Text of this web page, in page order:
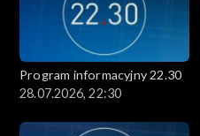
Program informacyjny 22.30
28.07.2026, 22:30